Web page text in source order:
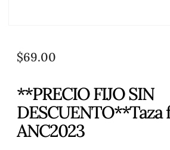
$69.00
**PRECIO FIJO SIN
DESCUENTO**Taza
ANC2023